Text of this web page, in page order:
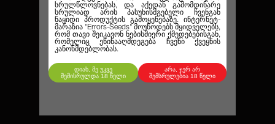
სრულწლოვნებას, და აქედან გამომდინარე
სრულიად არის პასუხისმგებელი ჩვენგან
ნაყიდი პროდუქტის გამოყენებაზე. ინტერნეტ-
მარაზია "Errors-Seeds" მოუწოდებს მყიდველებს,
რომ თავი შეიკავონ ნებისმიერი ქმედებებისგან,
რომელიც ეწინააღმდეგება ჩვენი ქვეყნის
კანონმდებლობას.
დიახ, მე უკვე
შემისრულდა 18 წელი
არა, ჯერ არ
შემსრულებია 18 წელი